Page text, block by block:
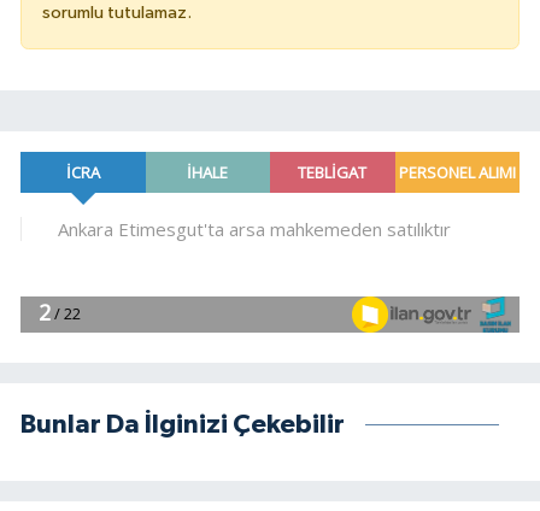
sorumlu tutulamaz.
Bunlar Da İlginizi Çekebilir